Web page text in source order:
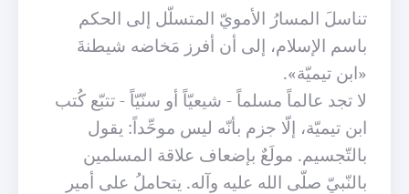
تناسلَ المسارُ الأمويّ المتسلّل إلى الحكم
باسم الإسلام، إلى أن أفرز مَخاضه شيطنةَ
«ابن تيميّة».
لا تجد عالماً مسلماً - شيعيّاً أو سنّيّاً - تتبّع كُتب
ابن تيميّة، إلّا جزم بأنّه ليس موحِّداً: يقول
بالتّجسيم. مولَعٌ بإضعاف علاقة المسلمين
بالنّبيّ صلّى الله عليه وآله. يتحاملُ على أمير